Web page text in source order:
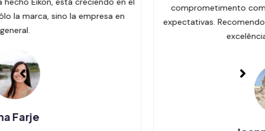
comprometimento com os detalhes superaram minhas
expectativas. Recomendo fortemente a todos que buscam